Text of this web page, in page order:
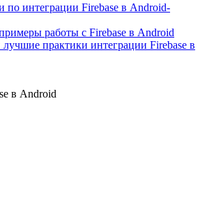
интеграции Firebase в Android-
работы с Firebase в Android
практики интеграции Firebase в